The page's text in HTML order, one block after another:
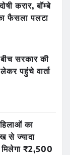
करार, बॉम्बे
फैसला पलटा
सरकार की
पहुंचे वार्ता
का
से ज्यादा
₹2,500